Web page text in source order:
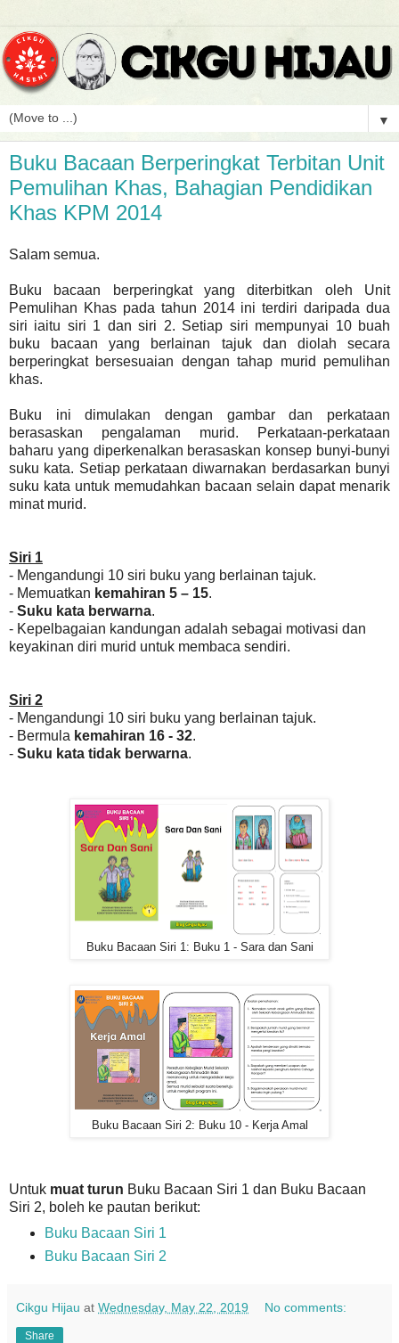
▼
Buku Bacaan Berperingkat Terbitan Unit
Pemulihan Khas, Bahagian Pendidikan
Khas KPM 2014
Salam semua.
Buku bacaan berperingkat yang diterbitkan oleh Unit
Pemulihan Khas pada tahun 2014 ini terdiri daripada dua
siri iaitu siri 1 dan siri 2. Setiap siri mempunyai 10 buah
buku bacaan yang berlainan tajuk dan diolah secara
berperingkat bersesuaian dengan tahap murid pemulihan
khas.
Buku ini dimulakan dengan gambar dan perkataan
berasaskan pengalaman murid. Perkataan-perkataan
baharu yang diperkenalkan berasaskan konsep bunyi-bunyi
suku kata. Setiap perkataan diwarnakan berdasarkan bunyi
suku kata untuk memudahkan bacaan selain dapat menarik
minat murid.
Siri 1
- Mengandungi 10 siri buku yang berlainan tajuk.
- Memuatkan kemahiran 5 – 15.
- Suku kata berwarna.
- Kepelbagaian kandungan adalah sebagai motivasi dan
keyakinan diri murid untuk membaca sendiri.
Siri 2
- Mengandungi 10 siri buku yang berlainan tajuk.
- Bermula kemahiran 16 - 32.
- Suku kata tidak berwarna.
Buku Bacaan Siri 1: Buku 1 - Sara dan Sani
Buku Bacaan Siri 2: Buku 10 - Kerja Amal
Untuk muat turun Buku Bacaan Siri 1 dan Buku Bacaan
Siri 2, boleh ke pautan berikut:
Buku Bacaan Siri 1
Buku Bacaan Siri 2
Cikgu Hijau at Wednesday, May 22, 2019 No comments:
Share